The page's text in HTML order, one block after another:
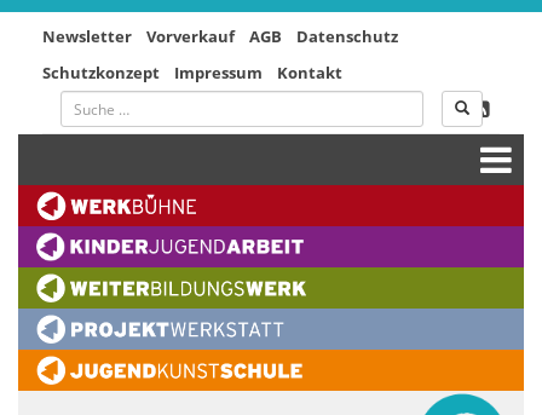
Newsletter Vorverkauf AGB
Datenschutz
Schutzkonzept
Impressum Kontakt